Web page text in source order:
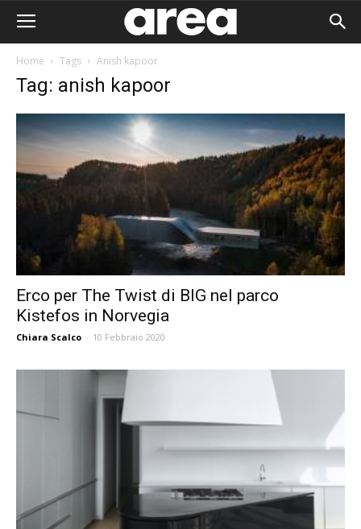
Home Tags Anish kapoor
Tag: anish kapoor
Erco per The Twist di BIG nel parco
Kistefos in Norvegia
Chiara Scalco - 10 Febbraio 2020